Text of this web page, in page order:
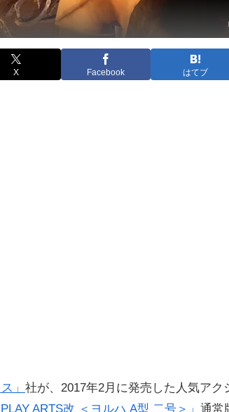
X Facebook はてブ
」 社が、2017年2月に発売した人気アク
ARTS改 ＜ヨルハ A型 二号＞」 通常